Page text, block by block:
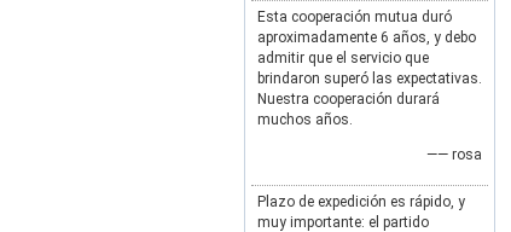
Esta cooperación mutua duró
aproximadamente 6 años, y debo
admitir que el servicio que
brindaron superó las expectativas.
Nuestra cooperación durará
muchos años.
—— rosa
Plazo de expedición es rápido, y
muy importante: el partido